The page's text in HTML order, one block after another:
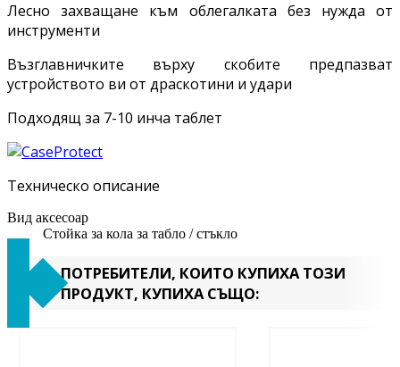
Лесно захващане към облегалката без нужда от
инструменти
Възглавничките върху скобите предпазват
устройството ви от драскотини и удари
Подходящ за 7-10 инча таблет
Техническо описание
Вид аксесоар
Стойка за кола за табло / стъкло
ПОТРЕБИТЕЛИ, КОИТО КУПИХА ТОЗИ
ПРОДУКТ, КУПИХА СЪЩО: